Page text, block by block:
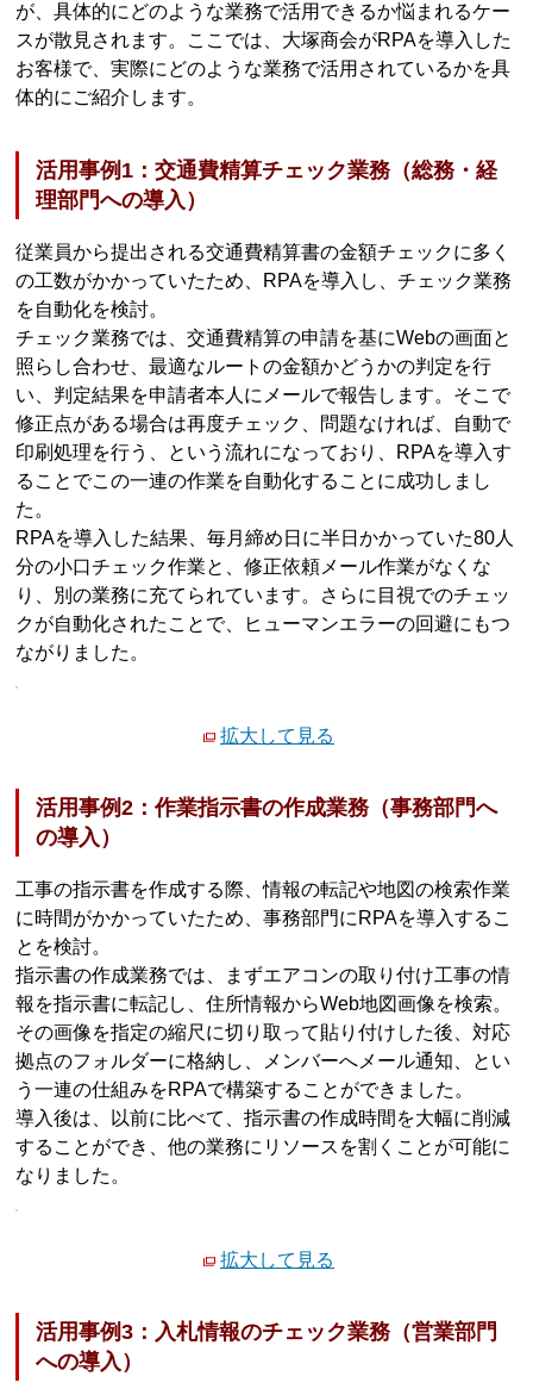
が、具体的にどのような業務で活用できるか悩まれるケー
スが散見されます。ここでは、大塚商会がRPAを導入した
お客様で、実際にどのような業務で活用されているかを具
体的にご紹介します。
活用事例1：交通費精算チェック業務（総務・経
理部門への導入）
従業員から提出される交通費精算書の金額チェックに多く
の工数がかかっていたため、RPAを導入し、チェック業務
を自動化を検討。
チェック業務では、交通費精算の申請を基にWebの画面と
照らし合わせ、最適なルートの金額かどうかの判定を行
い、判定結果を申請者本人にメールで報告します。そこで
修正点がある場合は再度チェック、問題なければ、自動で
印刷処理を行う、という流れになっており、RPAを導入す
ることでこの一連の作業を自動化することに成功しまし
た。
RPAを導入した結果、毎月締め日に半日かかっていた80人
分の小口チェック作業と、修正依頼メール作業がなくな
り、別の業務に充てられています。さらに目視でのチェッ
クが自動化されたことで、ヒューマンエラーの回避にもつ
ながりました。
拡大して見る
活用事例2：作業指示書の作成業務（事務部門へ
の導入）
工事の指示書を作成する際、情報の転記や地図の検索作業
に時間がかかっていたため、事務部門にRPAを導入するこ
とを検討。
指示書の作成業務では、まずエアコンの取り付け工事の情
報を指示書に転記し、住所情報からWeb地図画像を検索。
その画像を指定の縮尺に切り取って貼り付けした後、対応
拠点のフォルダーに格納し、メンバーへメール通知、とい
う一連の仕組みをRPAで構築することができました。
導入後は、以前に比べて、指示書の作成時間を大幅に削減
することができ、他の業務にリソースを割くことが可能に
なりました。
拡大して見る
活用事例3：入札情報のチェック業務（営業部門
への導入）